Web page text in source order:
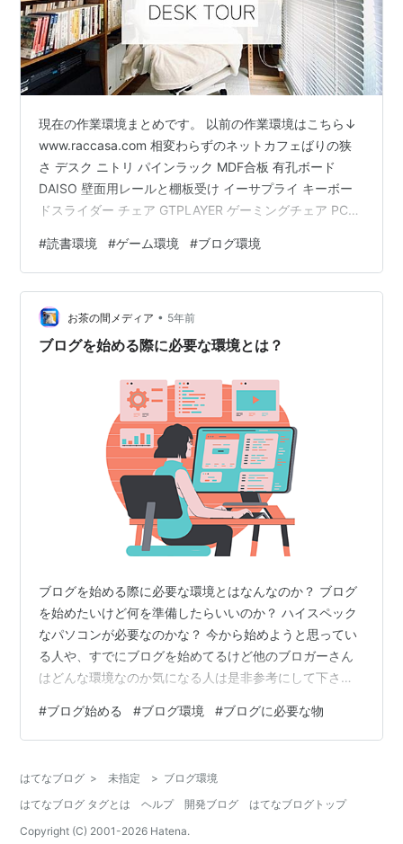
現在の作業環境まとめです。 以前の作業環境はこちら↓
www.raccasa.com 相変わらずのネットカフェばりの狭
さ デスク ニトリ パインラック MDF合板 有孔ボード
DAISO 壁面用レールと棚板受け イーサプライ キーボー
ドスライダー チェア GTPLAYER ゲーミングチェア PC
周辺機器 TVモニター（画像右上） HUION Kamvas
12（画像左下） logicool MK295 Silent Wireless
Keyboard and Mouse Combo マウスパッド ELECOM ス
マホ…
#読書環境 #ゲーム環境 #ブログ環境
お茶の間メディア • 5年前
ブログを始める際に必要な環境とは？
ブログを始める際に必要な環境とはなんなのか？ ブログ
を始めたいけど何を準備したらいいのか？ ハイスペック
なパソコンが必要なのかな？ 今から始めようと思ってい
る人や、すでにブログを始めてるけど他のブロガーさん
はどんな環境なのか気になる人は是非参考にして下さ
コン 富士通ノートパソコン プロセッサ Intel(R)
Core(TM) i5-3340M CPU @ 2.70GHz 2.70 GHz実装
が、めちゃくちゃ古いです。 2万5千円ぐらいで中古購入
しましたが、ブログのみ…
#ブログ始める #ブログ環境 #ブログに必要な物
はてなブログ > 未指定 > ブログ環境
はてなブログ タグとは
ヘルプ 開発ブログ
はてなブログトップ
Copyright (C) 2001-2026 Hatena.